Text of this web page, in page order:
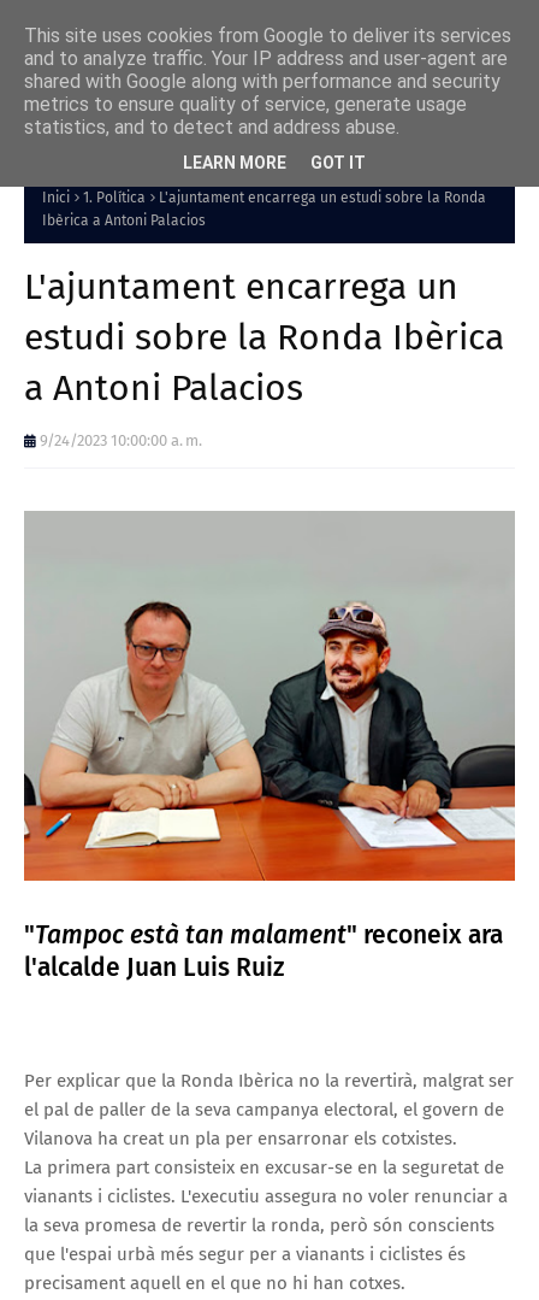
Inici 1. Política
L'ajuntament encarrega un estudi sobre la Ronda
Ibèrica a Antoni Palacios
L'ajuntament encarrega un
estudi sobre la Ronda Ibèrica
a Antoni Palacios
9/24/2023 10:00:00 a. m.
"Tampoc està tan malament" reconeix ara
l'alcalde Juan Luis Ruiz
Per explicar que la Ronda Ibèrica no la revertirà, malgrat ser
el pal de paller de la seva campanya electoral, el govern de
Vilanova ha creat un pla per ensarronar els cotxistes.
La primera part consisteix en excusar-se en la seguretat de
vianants i ciclistes. L'executiu assegura no voler renunciar a
la seva promesa de revertir la ronda, però són conscients
que l'espai urbà més segur per a vianants i ciclistes és
precisament aquell en el que no hi han cotxes.
This site uses cookies from Google to deliver its services
and to analyze traffic. Your IP address and user-agent are
shared with Google along with performance and security
metrics to ensure quality of service, generate usage
statistics, and to detect and address abuse.
LEARN MORE GOT IT